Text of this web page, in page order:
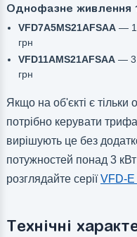
Однофазне живлення
VFD7A5MS21AFSAA—
грн
VFD11AMS21AFSAA—
грн
Якщо на об'єкті є
потрібно керувати
вирішують це без
потужностей понад 3
розглядайте серіїVFD-E
Технічні